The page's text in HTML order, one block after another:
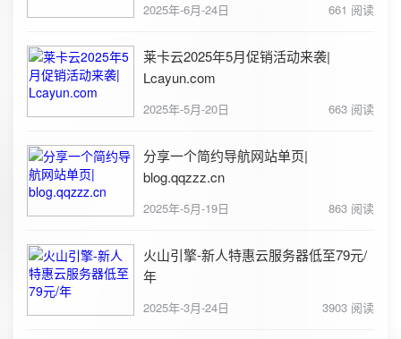
2025年-6月-24日 661 阅读
莱卡云2025年5月促销活动来袭|
Lcayun.com
2025年-5月-20日 663 阅读
分享一个简约导航网站单页|
blog.qqzzz.cn
2025年-5月-19日 863 阅读
火山引擎-新人特惠云服务器低至79元/
年
2025年-3月-24日 3903 阅读